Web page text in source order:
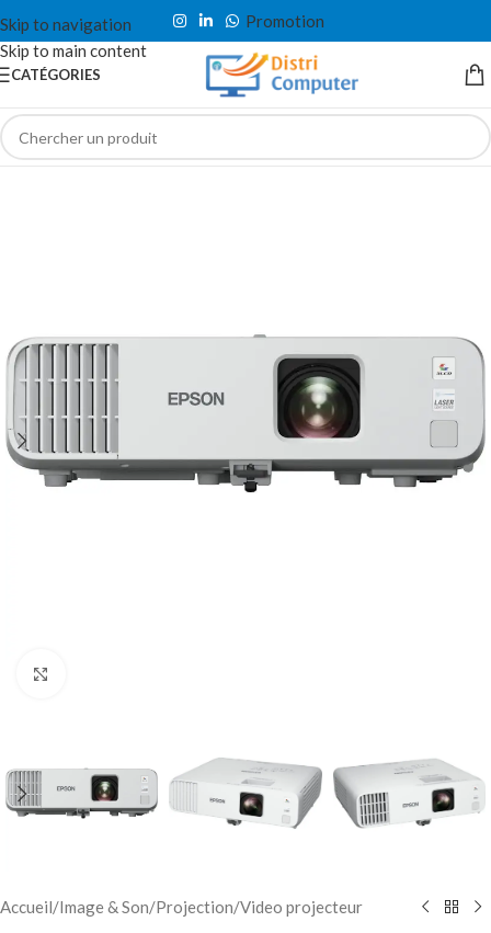
Skip to navigation
Skip to main content
Promotion
CATÉGORIES
Accueil/Image & Son/Projection/Video projecteur